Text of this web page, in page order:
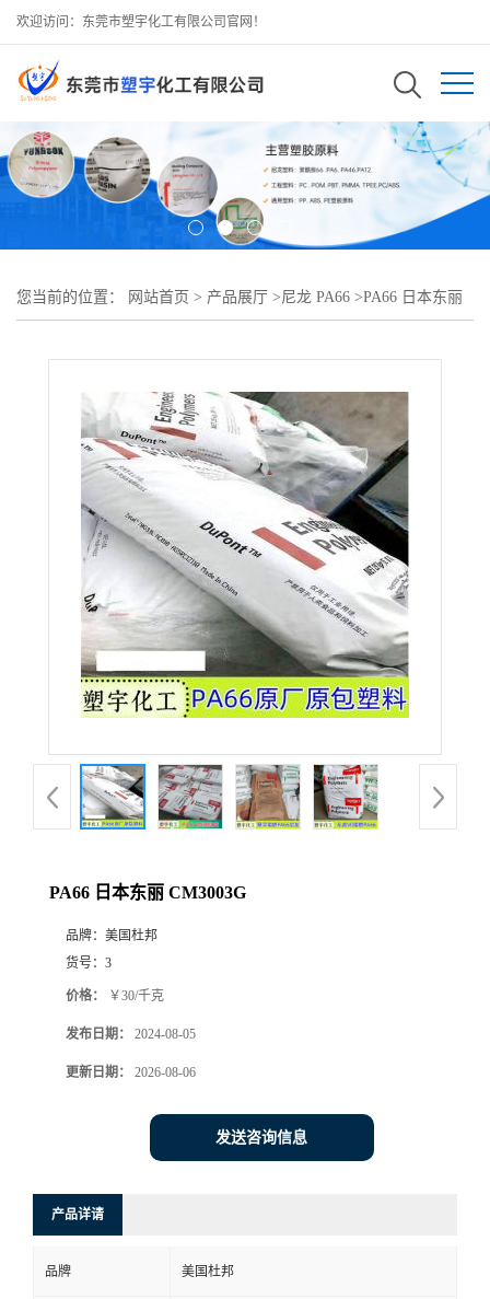
欢迎访问：东莞市塑宇化工有限公司官网！
您当前的位置： 网站首页 > 产品展厅 >尼龙 PA66 >PA66 日本东丽
PA66 日本东丽 CM3003G
品牌： 美国杜邦
货号： 3
价格： ￥30/千克
发布日期： 2024-08-05
更新日期： 2026-08-06
发送咨询信息
产品详请
品牌 美国杜邦